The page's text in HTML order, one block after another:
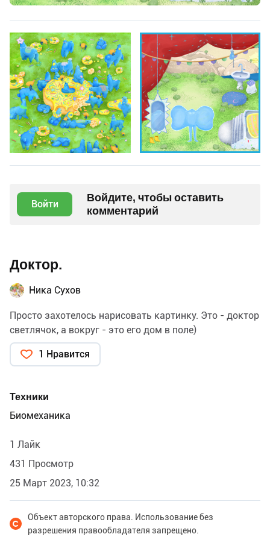
Войти
Войдите, чтобы оставить
комментарий
Доктор.
Ника Сухов
Просто захотелось нарисовать картинку. Это - доктор
светлячок, а вокруг - это его дом в поле)
1 Нравится
Техники
Биомеханика
1 Лайк
431 Просмотр
25 Март 2023, 10:32
Объект авторского права. Использование без
разрешения правообладателя запрещено.